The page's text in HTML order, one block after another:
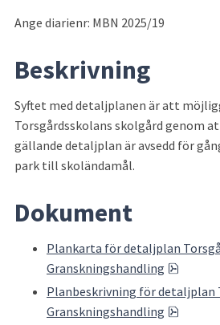
Ange diarienr: MBN 2025/19
Beskrivning
Syftet med detaljplanen är att
Torsgårdsskolans skolgård genom
gällande detaljplan är avsedd för
park till skoländamål.
Dokument
Plankarta för detaljplan
Granskningshandling
Planbeskrivning för detaljplan
Granskningshandling